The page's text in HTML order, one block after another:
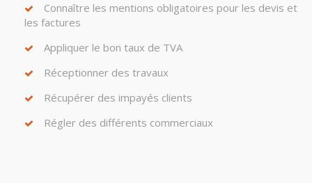
Connaître les mentions obligatoires pour les devis et
les factures
Appliquer le bon taux de TVA
Réceptionner des travaux
Récupérer des impayés clients
Régler des différents commerciaux